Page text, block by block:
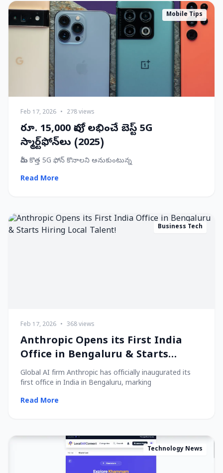
Mobile Tips
Feb 17, 2026 • 278 views
రూ. 15,000 లోపు లభించే బెస్ట్ 5G
స్మార్ట్‌ఫోన్‌లు (2025)
మీరు కొత్త 5G ఫోన్ కొనాలని అనుకుంటున్న
Read More
Business Tech
Feb 17, 2026 • 368 views
Anthropic Opens its First India
Office in Bengaluru & Starts
Hiring Local Talent!
Global AI firm Anthropic has officially inaugurated its
first office in India in Bengaluru, marking
Read More
Technology News